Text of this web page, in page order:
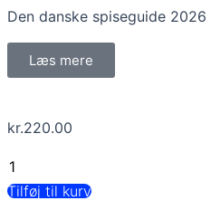
Den danske spiseguide 2026
Læs mere
kr.220.00
Den
Danske
Tilføj til kurv